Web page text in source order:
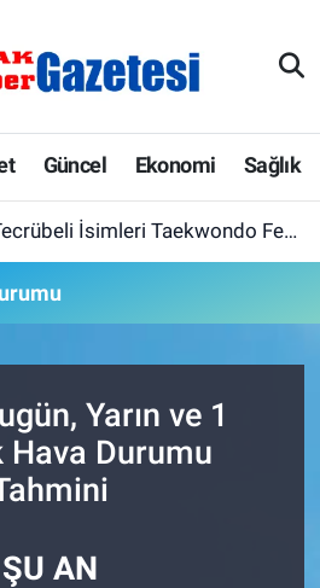
Güncel Ekonomi Sağlık
İsimleri Taekwondo Federasyonu'nda Buluştu
Yarın ve 1
Hava Durumu
ŞU AN
Haritası
ve Fikstür